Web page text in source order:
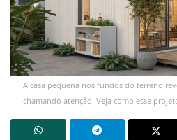
A casa pequena nos fundos do terreno
chamando atenção. Veja como esse